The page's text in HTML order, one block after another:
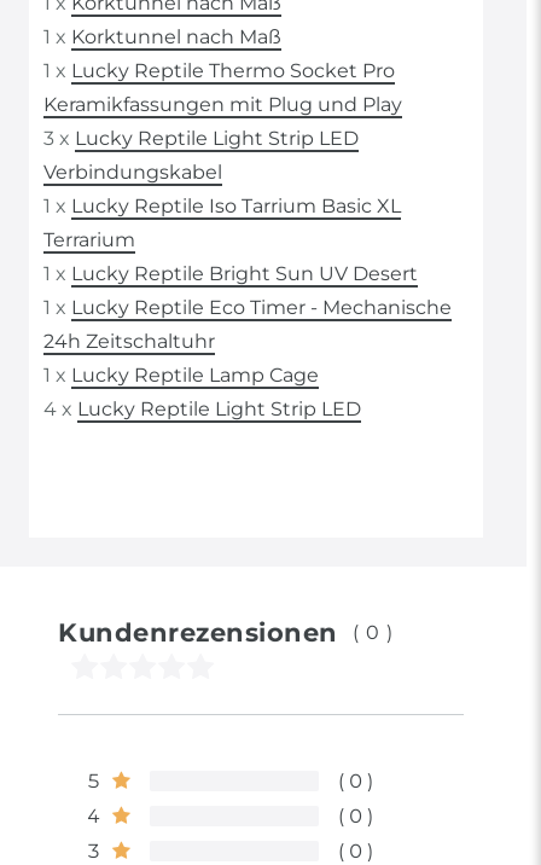
1 x Korktunnel nach Maß
1 x Lucky Reptile Thermo Socket Pro
Keramikfassungen mit Plug und Play
3 x Lucky Reptile Light Strip LED
Verbindungskabel
1 x Lucky Reptile Iso Tarrium Basic XL
Terrarium
1 x Lucky Reptile Bright Sun UV Desert
1 x Lucky Reptile Eco Timer - Mechanische
24h Zeitschaltuhr
1 x Lucky Reptile Lamp Cage
4 x Lucky Reptile Light Strip LED
Kundenrezensionen (0)
5
0
4
0
3
0